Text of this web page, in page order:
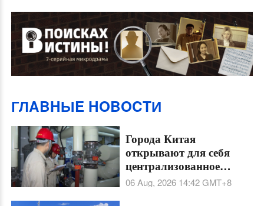
ГЛABHЫE HOBOCTИ
Города Китая
открывают для себя
централизованное
охлаждение в условиях
летней жары
06 Aug, 2026 14:42GMT+8